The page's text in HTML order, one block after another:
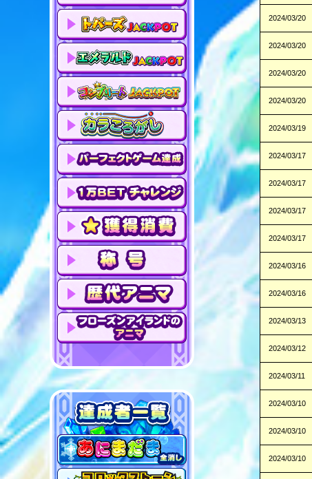
2024/03/20
2024/03/20
2024/03/20
2024/03/20
2024/03/19
2024/03/17
2024/03/17
2024/03/17
2024/03/17
2024/03/16
2024/03/16
2024/03/13
2024/03/12
2024/03/11
2024/03/10
2024/03/10
2024/03/10